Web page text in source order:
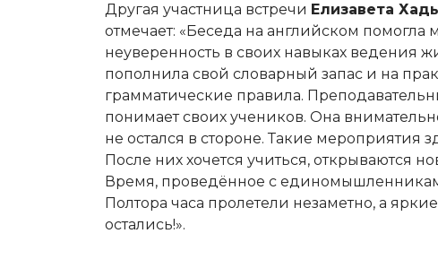
Другая участница встречи Елизавета
отмечает: «Беседа на английском помогла
неуверенность в своих навыках ведения
пополнила свой словарный запас и на
грамматические правила.
понимает своих учеников. Она
не остался в стороне. Такие мероприятия
После них хочется учиться, открываются
Время, проведённое с
Полтора часа пролетели незаметно, а
остались!».